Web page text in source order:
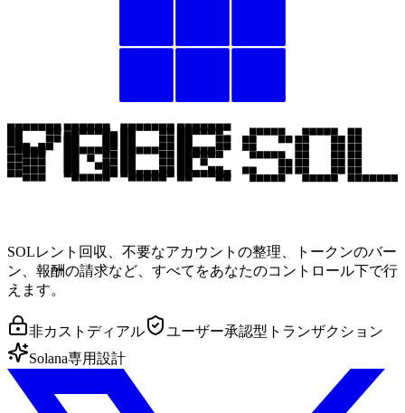
SOLレント回収、不要なアカウントの整理、トークンのバー
ン、報酬の請求など、すべてをあなたのコントロール下で行
えます。
非カストディアル
ユーザー承認型トランザクション
Solana専用設計